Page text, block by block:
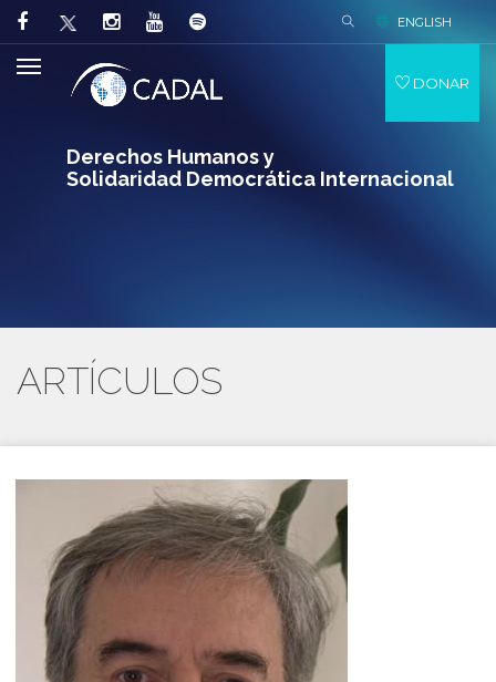
Derechos Humanos y
Solidaridad Democrática Internacional
ENGLISH
DONAR
ARTÍCULOS